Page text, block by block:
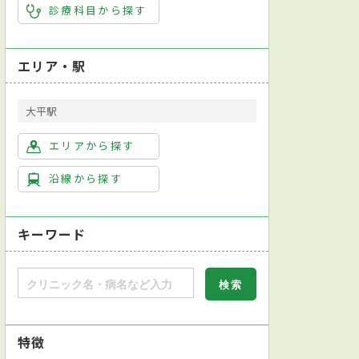
診療科目から探す
エリア・駅
大平駅
エリアから探す
沿線から探す
キーワード
特徴